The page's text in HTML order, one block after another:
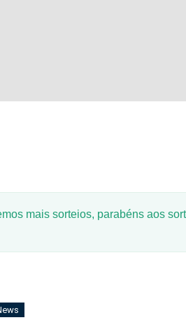
mais sorteios, parabéns aos